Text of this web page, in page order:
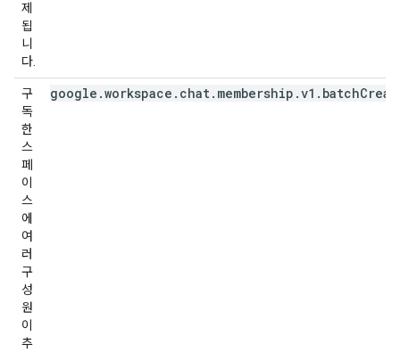
제
됩
니
다.
구
독
한
스
페
이
스
에
여
러
구
성
원
이
추